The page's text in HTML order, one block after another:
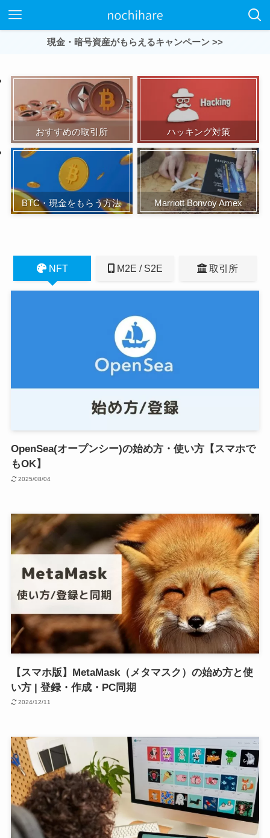
現金・暗号資産がもらえるキャンペーン >>
おすすめの取引所 ハッキング対策
BTC・現金をもらう方法 Marriott Bonvoy Amex
NFT M2E / S2E 取引所
OpenSea(オープンシー)の始め方・使い方【スマホで
もOK】
2025/08/04
【スマホ版】MetaMask（メタマスク）の始め方と使
い方 | 登録・作成・PC同期
2024/12/11